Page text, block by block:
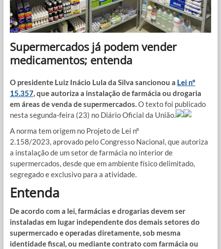
Supermercados já podem vender
medicamentos; entenda
O presidente Luiz Inácio Lula da Silva sancionou a Lei nº
15.357, que autoriza a instalação de farmácia ou drogaria
em áreas de venda de supermercados.O texto foi publicado
nesta segunda-feira (23) no Diário Oficial da União.
A norma tem origem no Projeto de Lei nº
2.158/2023, aprovado pelo Congresso Nacional, que autoriza
a instalação de um setor de farmácia no interior de
supermercados, desde que em ambiente físico delimitado,
segregado e exclusivo para a atividade.
Entenda
De acordo com a lei, farmácias e drogarias devem ser
instaladas em lugar independente dos demais setores do
supermercado e operadas diretamente, sob mesma
identidade fiscal, ou mediante contrato com farmácia ou